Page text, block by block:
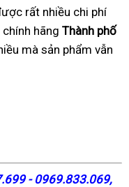
rất nhiều chi phí
hãng Thành phố
mà sản phẩm vẫn
- 0969.833.069,